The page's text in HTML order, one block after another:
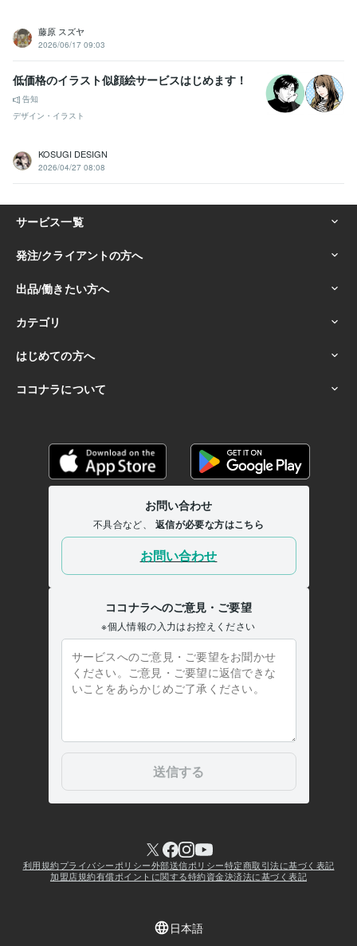
藤原 スズヤ
2026/06/17 09:03
低価格のイラスト似顔絵サービスはじめます！
告知
デザイン・イラスト
KOSUGI DESIGN
2026/04/27 08:08